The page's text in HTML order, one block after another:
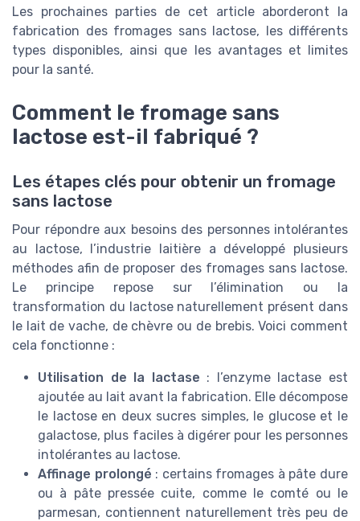
Les prochaines parties de cet article aborderont la
fabrication des fromages sans lactose, les différents
types disponibles, ainsi que les avantages et limites
pour la santé.
Comment le fromage sans
lactose est-il fabriqué ?
Les étapes clés pour obtenir un fromage
sans lactose
Pour répondre aux besoins des personnes intolérantes
au lactose, l’industrie laitière a développé plusieurs
méthodes afin de proposer des fromages sans lactose.
Le principe repose sur l’élimination ou la
transformation du lactose naturellement présent dans
le lait de vache, de chèvre ou de brebis. Voici comment
cela fonctionne :
Utilisation de la lactase : l’enzyme lactase est
ajoutée au lait avant la fabrication. Elle décompose
le lactose en deux sucres simples, le glucose et le
galactose, plus faciles à digérer pour les personnes
intolérantes au lactose.
Affinage prolongé : certains fromages à pâte dure
ou à pâte pressée cuite, comme le comté ou le
parmesan, contiennent naturellement très peu de